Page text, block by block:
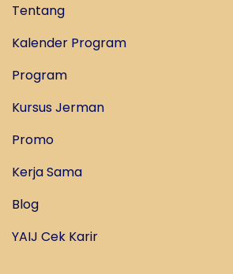
Tentang
Kalender Program
Program
Kursus Jerman
Promo
Kerja Sama
Blog
YAIJ Cek Karir